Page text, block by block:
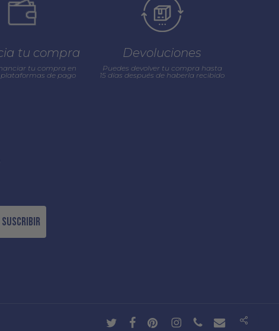
Share
tu compra
tu compra en
de pago
Devoluciones
Puedes devolver tu compra hasta
15 días después de haberla recibido
Suscribir
twitterfacebookpinterestinstagramphoneemail